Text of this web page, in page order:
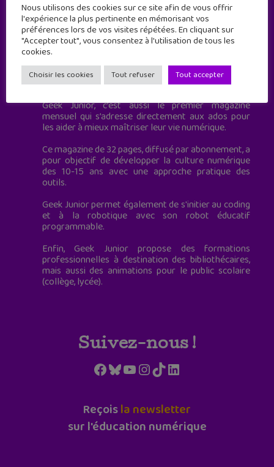
Geek Junior est le premier site de culture numérique
à destination des adolescents.
Geek Junior, c’est aussi le premier magazine
mensuel qui s’adresse directement aux ados pour
les aider à mieux maîtriser leur vie numérique.
Ce magazine de 32 pages, diffusé par abonnement, a
pour objectif de développer la culture numérique
des 10-15 ans avec une approche pratique des
outils.
Geek Junior permet également de s'initier au coding
et à la robotique avec son robot éducatif
programmable.
Enfin, Geek Junior propose des formations
professionnelles à destination des bibliothécaires,
mais aussi des animations pour le public scolaire
(collège, lycée).
Suivez-nous !
Facebook
Bluesky
YouTube
Instagram
TikTokLinkedIn
Reçoisla newsletter
sur l'éducation numérique
Nous utilisons des cookies sur ce site afin de vous offrir
l'expérience la plus pertinente en mémorisant vos
préférences lors de vos visites répétées. En cliquant sur
"Accepter tout", vous consentez à l'utilisation de tous les
cookies.
Choisir les cookies Tout refuser Tout accepter